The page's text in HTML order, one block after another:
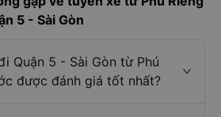
5 - Sài Gòn
Quận 5 - Sài Gòn từ Phú
được đánh giá tốt nhất?